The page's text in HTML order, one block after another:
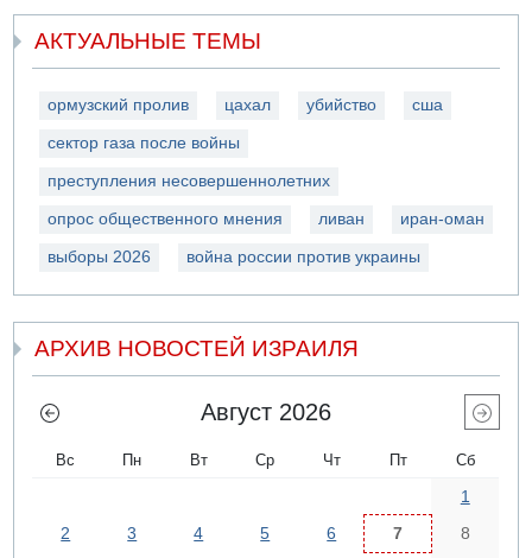
АКТУАЛЬНЫЕ ТЕМЫ
ормузский пролив цахал убийство сша
сектор газа после войны
преступления несовершеннолетних
опрос общественного мнения ливан иран-оман
выборы 2026 война россии против украины
АРХИВ НОВОСТЕЙ ИЗРАИЛЯ
Август 2026
Вс Пн Вт Ср Чт Пт Сб
1
2
3 4 5 6 7
8